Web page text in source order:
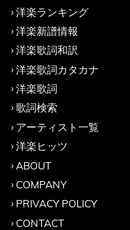
洋楽ランキング
洋楽新譜情報
洋楽歌詞和訳
洋楽歌詞カタカナ
洋楽歌詞
歌詞検索
アーティスト一覧
洋楽ヒッツ
ABOUT
COMPANY
PRIVACY POLICY
CONTACT